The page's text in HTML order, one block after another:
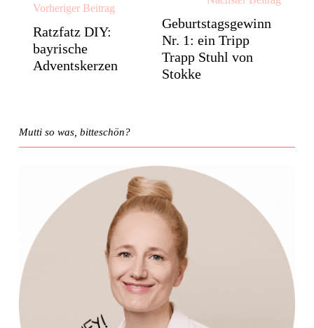
Vorheriger Beitrag
Ratzfatz DIY:
bayrische
Adventskerzen
Geburtstagsgewinn
Nr. 1: ein Tripp
Trapp Stuhl von
Stokke
Mutti so was, bitteschön?